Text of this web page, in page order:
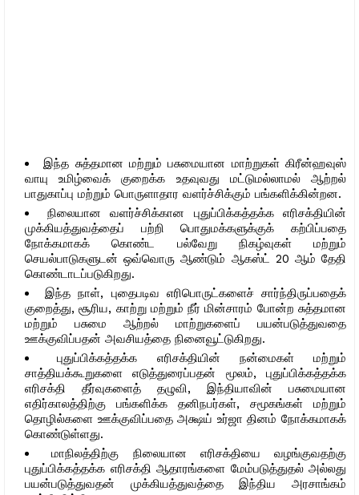
இந்த சுத்தமான மற்றும் பசுமையான மாற்றுகள் கிரீன்ஹவுஸ்
வாயு உமிழ்வைக் குறைக்க உதவுவது மட்டுமல்லாமல் ஆற்றல்
பாதுகாப்பு மற்றும் பொருளாதார வளர்ச்சிக்கும் பங்களிக்கின்றன.
நிலையான வளர்ச்சிக்கான புதுப்பிக்கத்தக்க எரிசக்தியின்
முக்கியத்துவத்தைப் பற்றி பொதுமக்களுக்குக் கற்பிப்பதை
நோக்கமாகக் கொண்ட பல்வேறு நிகழ்வுகள் மற்றும்
செயல்பாடுகளுடன் ஒவ்வொரு ஆண்டும் ஆகஸ்ட் 20 ஆம் தேதி
கொண்டாடப்படுகிறது.
இந்த நாள், புதைபடிவ எரிபொருட்களைச் சார்ந்திருப்பதைக்
குறைத்து, சூரிய, காற்று மற்றும் நீர் மின்சாரம் போன்ற சுத்தமான
மற்றும் பசுமை ஆற்றல் மாற்றுகளைப் பயன்படுத்துவதை
ஊக்குவிப்பதன் அவசியத்தை நினைவூட்டுகிறது.
புதுப்பிக்கத்தக்க எரிசக்தியின் நன்மைகள் மற்றும்
சாத்தியக்கூறுகளை எடுத்துரைப்பதன் மூலம், புதுப்பிக்கத்தக்க
எரிசக்தி தீர்வுகளைத் தழுவி, இந்தியாவின் பசுமையான
எதிர்காலத்திற்கு பங்களிக்க தனிநபர்கள், சமூகங்கள் மற்றும்
தொழில்களை ஊக்குவிப்பதை அக்ஷய் உர்ஜா தினம் நோக்கமாகக்
கொண்டுள்ளது.
மாநிலத்திற்கு நிலையான எரிசக்தியை வழங்குவதற்கு
புதுப்பிக்கத்தக்க எரிசக்தி ஆதாரங்களை மேம்படுத்துதல் அல்லது
பயன்படுத்துவதன் முக்கியத்துவத்தை இந்திய அரசாங்கம்